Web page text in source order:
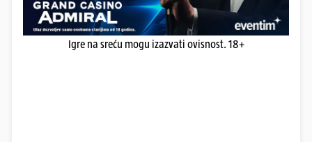
Igre na sreću mogu izazvati ovisnost. 18+